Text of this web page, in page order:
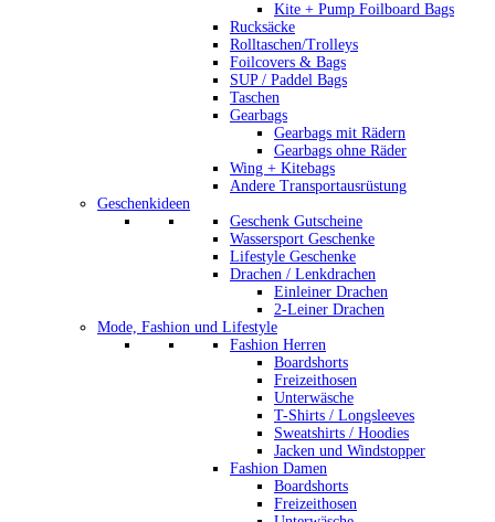
Kite + Pump Foilboard Bags
Rucksäcke
Rolltaschen/Trolleys
Foilcovers & Bags
SUP / Paddel Bags
Taschen
Gearbags
Gearbags mit Rädern
Gearbags ohne Räder
Wing + Kitebags
Andere Transportausrüstung
Geschenkideen
Geschenk Gutscheine
Wassersport Geschenke
Lifestyle Geschenke
Drachen / Lenkdrachen
Einleiner Drachen
2-Leiner Drachen
Mode, Fashion und Lifestyle
Fashion Herren
Boardshorts
Freizeithosen
Unterwäsche
T-Shirts / Longsleeves
Sweatshirts / Hoodies
Jacken und Windstopper
Fashion Damen
Boardshorts
Freizeithosen